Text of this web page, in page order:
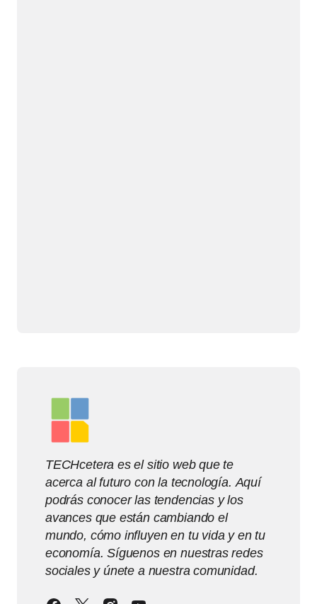
TECHcetera es el sitio web que te
acerca al futuro con la tecnología. Aquí
podrás conocer las tendencias y los
avances que están cambiando el
mundo, cómo influyen en tu vida y en tu
economía. Síguenos en nuestras redes
sociales y únete a nuestra comunidad.